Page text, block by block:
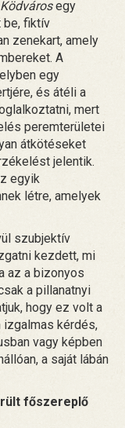
Ködvárosegy
be, fiktív
zenekart, amely
A
egy
és átéli a
mert
peremterületei
átkötéseket
jelentik.
egyik
létre, amelyek
szubjektív
kezdett, mi
az a bizonyos
a pillanatnyi
hogy ez volt a
izgalmas kérdés,
vagy képben
a saját lábán
főszereplő